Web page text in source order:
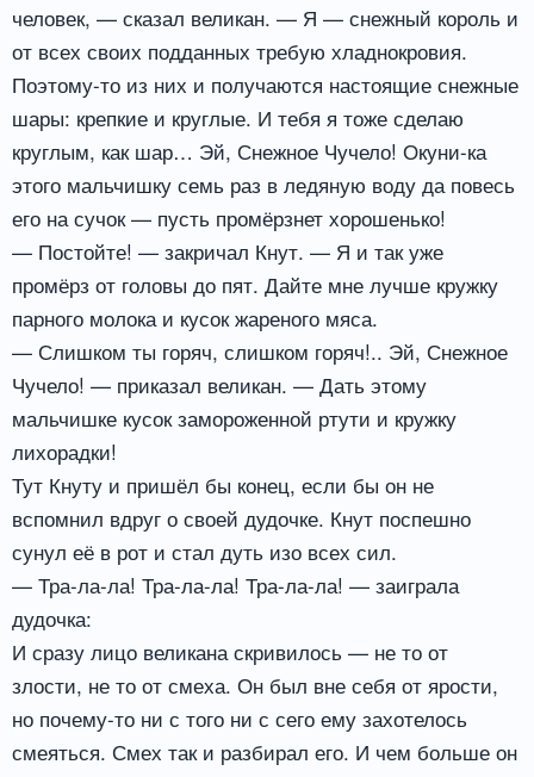
человек, — сказал великан. — Я — снежный король и
от всех своих подданных требую хладнокровия.
Поэтому-то из них и получаются настоящие снежные
шары: крепкие и круглые. И тебя я тоже сделаю
круглым, как шар… Эй, Снежное Чучело! Окуни-ка
этого мальчишку семь раз в ледяную воду да повесь
его на сучок — пусть промёрзнет хорошенько!
— Постойте! — закричал Кнут. — Я и так уже
промёрз от головы до пят. Дайте мне лучше кружку
парного молока и кусок жареного мяса.
— Слишком ты горяч, слишком горяч!.. Эй, Снежное
Чучело! — приказал великан. — Дать этому
мальчишке кусок замороженной ртути и кружку
лихорадки!
Тут Кнуту и пришёл бы конец, если бы он не
вспомнил вдруг о своей дудочке. Кнут поспешно
сунул её в рот и стал дуть изо всех сил.
— Тра-ла-ла! Тра-ла-ла! Тра-ла-ла! — заиграла
дудочка:
И сразу лицо великана скривилось — не то от
злости, не то от смеха. Он был вне себя от ярости,
но почему-то ни с того ни с сего ему захотелось
смеяться. Смех так и разбирал его. И чем больше он